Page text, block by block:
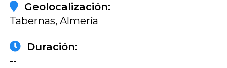
Geolocalización:
Tabernas, Almería
Duración:
--